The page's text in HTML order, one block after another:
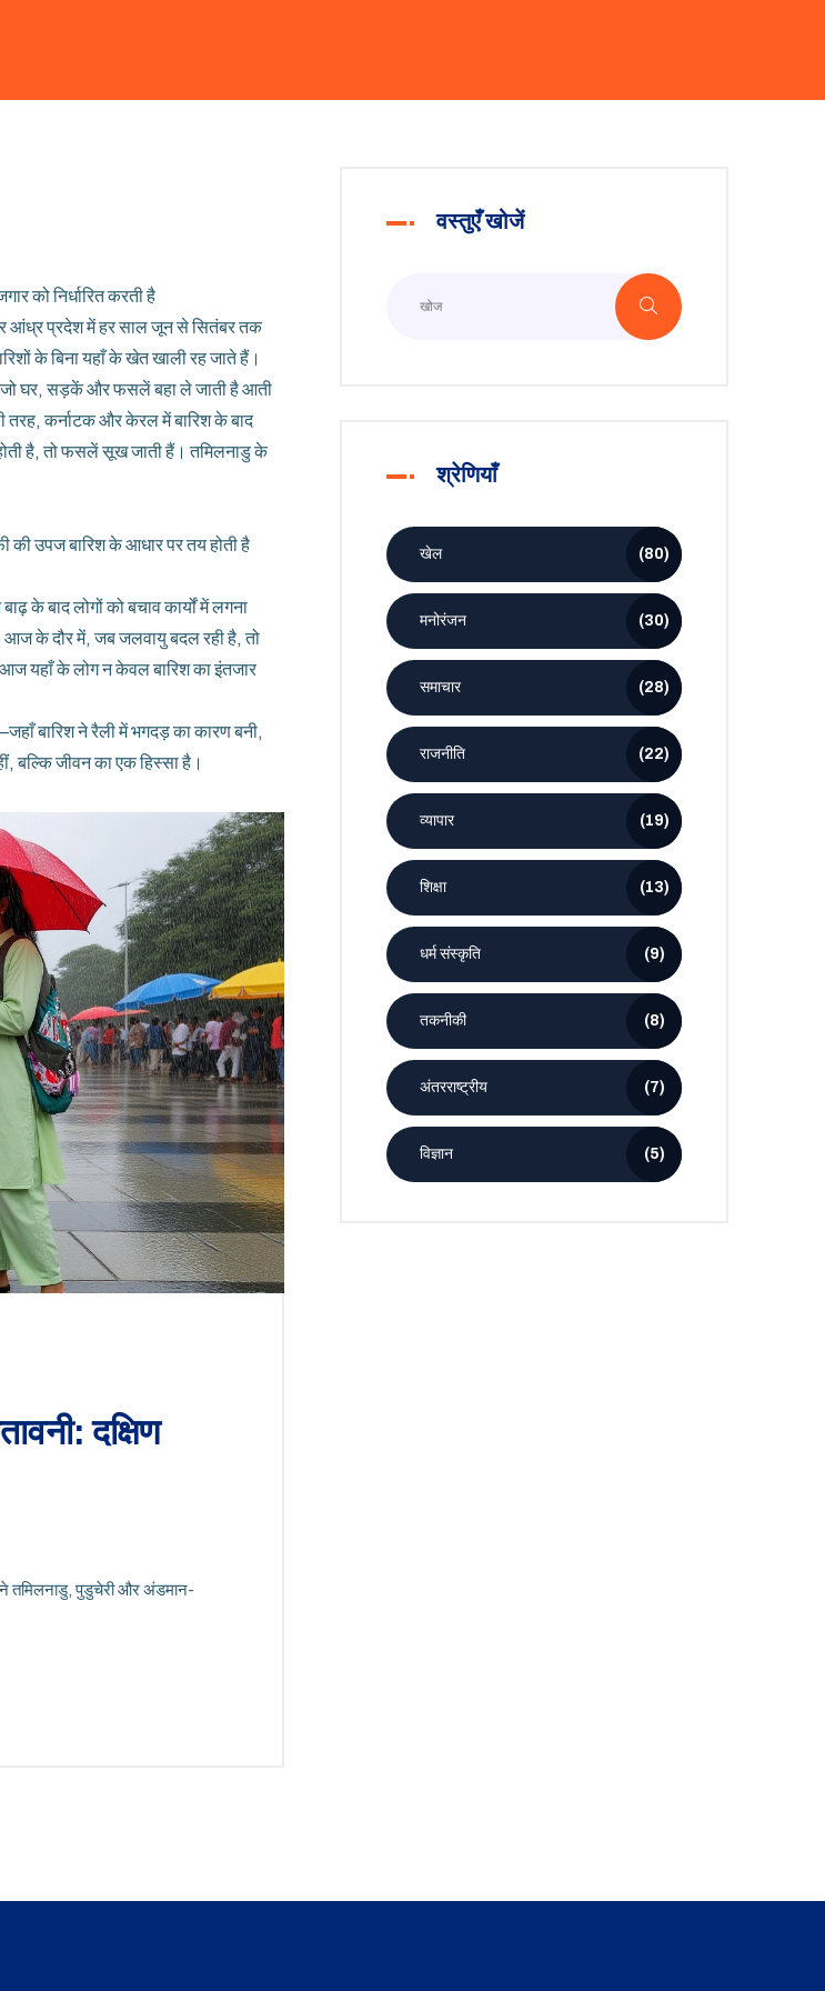
को निर्धारित करती है
आंध्र प्रदेश में हर साल जून से सितंबर तक
के बिना यहाँ के खेत खाली रह जाते हैं।
जो घर, सड़कें और फसलें बहा ले जाती हैआती
तरह, कर्नाटक और केरल में बारिश के बाद
है, तो फसलें सूख जाती हैं। तमिलनाडु के
की उपज बारिश के आधार पर तय होती है
के बाद लोगों को बचाव कार्यों में लगना
आज के दौर में, जब जलवायु बदल रही है, तो
यहाँ के लोग न केवल बारिश का इंतजार
बारिश ने रैली में भगदड़ का कारण बनी,
बल्कि जीवन का एक हिस्सा है।
दक्षिण
ने तमिलनाडु, पुडुचेरी और अंडमान-
वस्तुएँ खोजें
श्रेणियाँ
खेल (80)
मनोरंजन (30)
समाचार (28)
राजनीति (22)
व्यापार (19)
शिक्षा (13)
धर्म संस्कृति (9)
तकनीकी (8)
अंतरराष्ट्रीय (7)
विज्ञान (5)